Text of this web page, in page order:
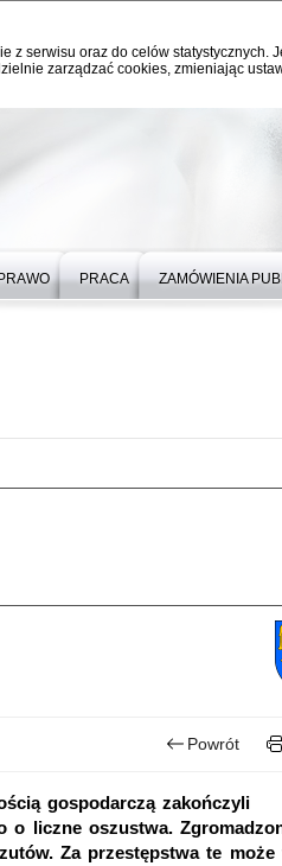
z serwisu oraz do celów statystycznych.
zarządzać cookies, zmieniając
PRACA ZAMÓWIENIA
Powrót
gospodarczą zakończyli
o liczne oszustwa.
Za przestępstwa te może